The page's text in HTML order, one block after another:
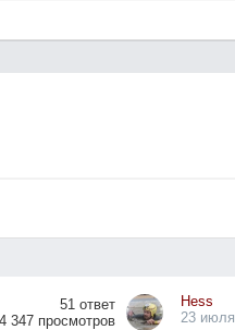
51 ответ
347 просмотров
Hess
23 июля